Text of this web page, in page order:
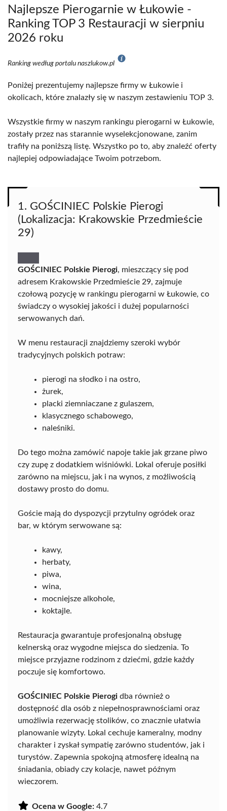
Najlepsze Pierogarnie w Łukowie -
Ranking TOP 3 Restauracji w sierpniu
2026 roku
Ranking według portalu naszlukow.pl
Poniżej prezentujemy najlepsze firmy w Łukowie i
okolicach, które znalazły się w naszym zestawieniu TOP 3.
Wszystkie firmy w naszym rankingu pierogarni w Łukowie,
zostały przez nas starannie wyselekcjonowane, zanim
trafiły na poniższą listę. Wszystko po to, aby znaleźć oferty
najlepiej odpowiadające Twoim potrzebom.
1. GOŚCINIEC Polskie Pierogi
(Lokalizacja: Krakowskie Przedmieście
29)
GOŚCINIEC Polskie Pierogi, mieszczący się pod
adresem Krakowskie Przedmieście 29, zajmuje
czołową pozycję w rankingu pierogarni w Łukowie, co
świadczy o wysokiej jakości i dużej popularności
serwowanych dań.
W menu restauracji znajdziemy szeroki wybór
tradycyjnych polskich potraw:
pierogi na słodko i na ostro,
żurek,
placki ziemniaczane z gulaszem,
klasycznego schabowego,
naleśniki.
Do tego można zamówić napoje takie jak grzane piwo
czy zupę z dodatkiem wiśniówki. Lokal oferuje posiłki
zarówno na miejscu, jak i na wynos, z możliwością
dostawy prosto do domu.
Goście mają do dyspozycji przytulny ogródek oraz
bar, w którym serwowane są:
kawy,
herbaty,
piwa,
wina,
mocniejsze alkohole,
koktajle.
Restauracja gwarantuje profesjonalną obsługę
kelnerską oraz wygodne miejsca do siedzenia. To
miejsce przyjazne rodzinom z dziećmi, gdzie każdy
poczuje się komfortowo.
GOŚCINIEC Polskie Pierogi dba również o
dostępność dla osób z niepełnosprawnościami oraz
umożliwia rezerwację stolików, co znacznie ułatwia
planowanie wizyty. Lokal cechuje kameralny, modny
charakter i zyskał sympatię zarówno studentów, jak i
turystów. Zapewnia spokojną atmosferę idealną na
śniadania, obiady czy kolacje, nawet późnym
wieczorem.
Ocena w Google: 4.7